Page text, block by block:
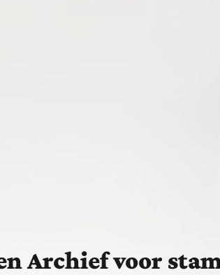
Archief voor